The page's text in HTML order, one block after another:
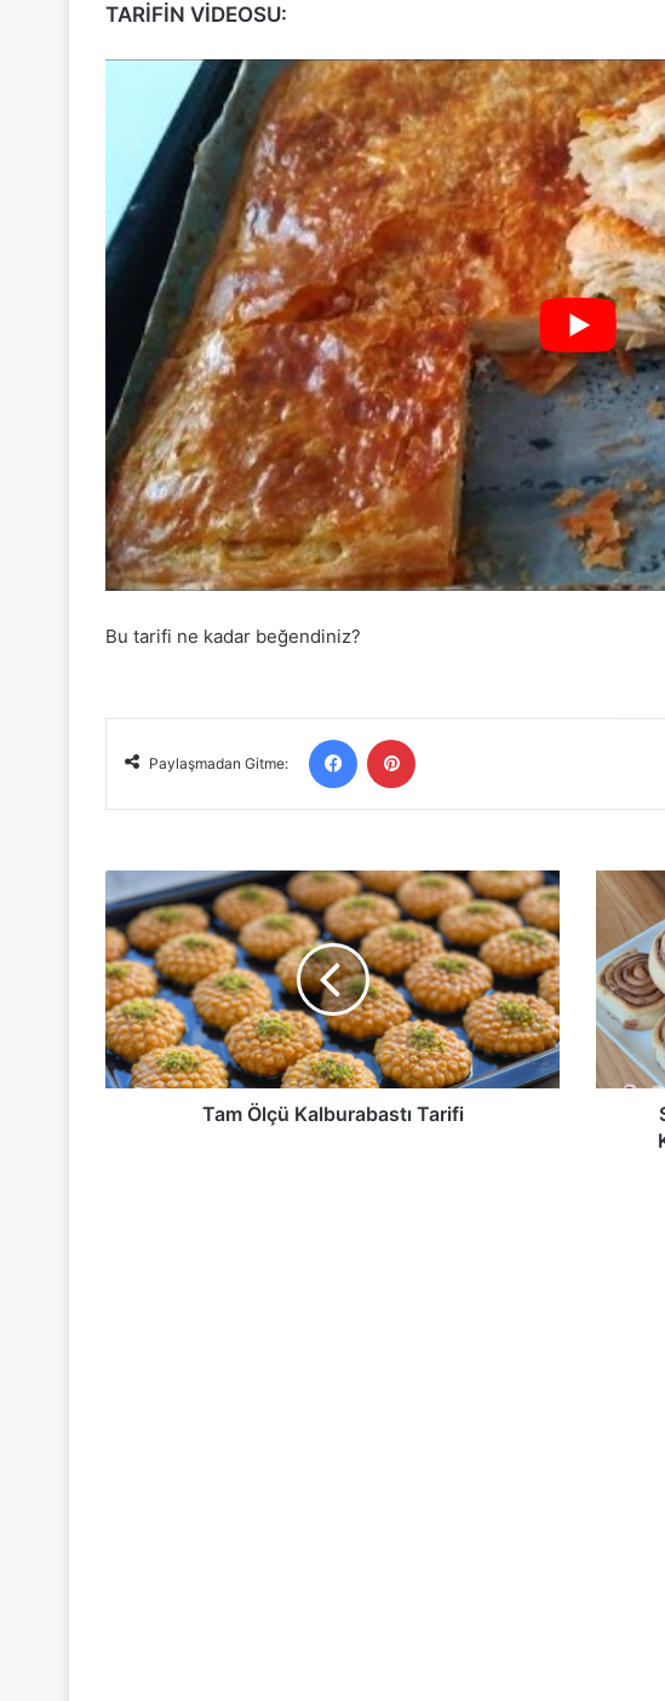
TARİFİN VİDEOSU:
Bu tarifi ne kadar beğendiniz?
Paylaşmadan Gitme:
Facebook
Ölçü
Kalburabastı
Tarifi
Tam Ölçü Kalburabastı Tarifi
Sıvıyağ
En
Güzel
Biri
Tahinli
Çikolatalı